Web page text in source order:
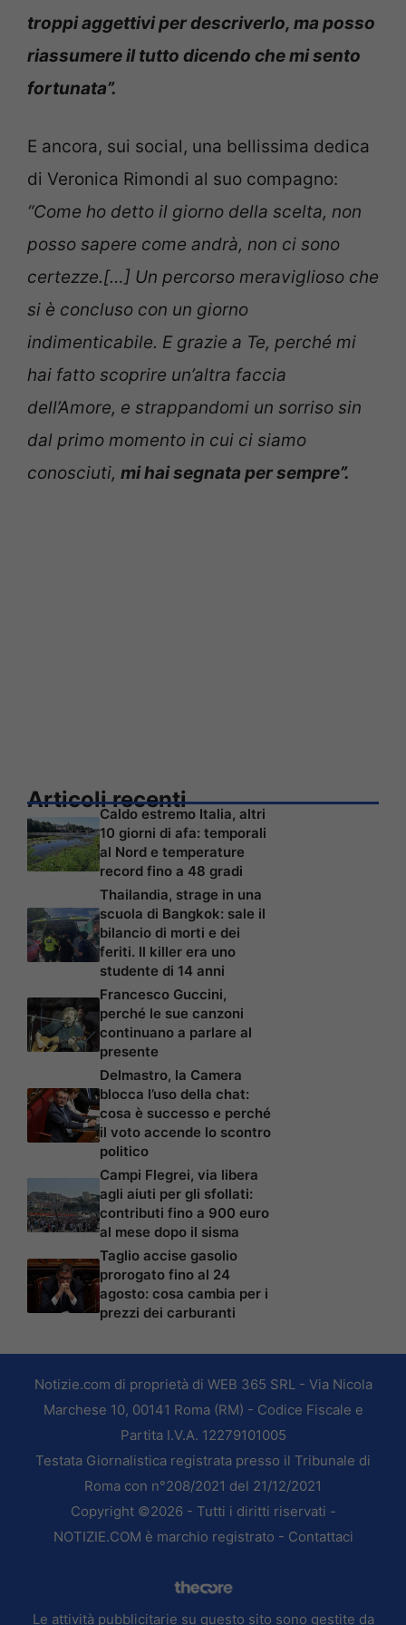
troppi aggettivi per descriverlo, ma posso
riassumere il tutto dicendo che mi sento
fortunata”.
E ancora, sui social, una bellissima dedica
di Veronica Rimondi al suo compagno:
“Come ho detto il giorno della scelta, non
posso sapere come andrà, non ci sono
certezze.[…] Un percorso meraviglioso che
si è concluso con un giorno
indimenticabile. E grazie a Te, perché mi
hai fatto scoprire un’altra faccia
dell’Amore, e strappandomi un sorriso sin
dal primo momento in cui ci siamo
conosciuti, mi hai segnata per sempre”.
Articoli recenti
Caldo estremo Italia, altri
10 giorni di afa: temporali
al Nord e temperature
record fino a 48 gradi
Thailandia, strage in una
scuola di Bangkok: sale il
bilancio di morti e dei
feriti. Il killer era uno
studente di 14 anni
Francesco Guccini,
perché le sue canzoni
continuano a parlare al
presente
Delmastro, la Camera
blocca l’uso della chat:
cosa è successo e perché
il voto accende lo scontro
politico
Campi Flegrei, via libera
agli aiuti per gli sfollati:
contributi fino a 900 euro
al mese dopo il sisma
Taglio accise gasolio
prorogato fino al 24
agosto: cosa cambia per i
prezzi dei carburanti
Notizie.com di proprietà di WEB 365 SRL - Via Nicola
Marchese 10, 00141 Roma (RM) - Codice Fiscale e
Partita I.V.A. 12279101005
Testata Giornalistica registrata presso il Tribunale di
Roma con n°208/2021 del 21/12/2021
Copyright ©2026 - Tutti i diritti riservati -
NOTIZIE.COM è marchio registrato - Contattaci
Le attività pubblicitarie su questo sito sono gestite da